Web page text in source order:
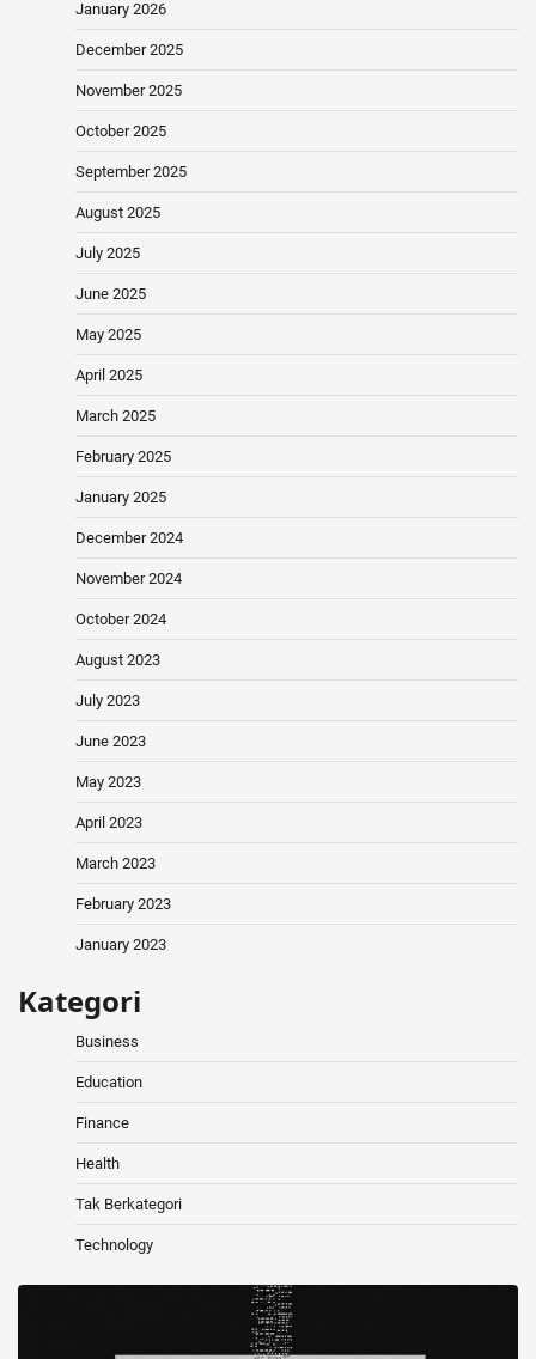
January 2026
December 2025
November 2025
October 2025
September 2025
August 2025
July 2025
June 2025
May 2025
April 2025
March 2025
February 2025
January 2025
December 2024
November 2024
October 2024
August 2023
July 2023
June 2023
May 2023
April 2023
March 2023
February 2023
January 2023
Kategori
Business
Education
Finance
Health
Tak Berkategori
Technology